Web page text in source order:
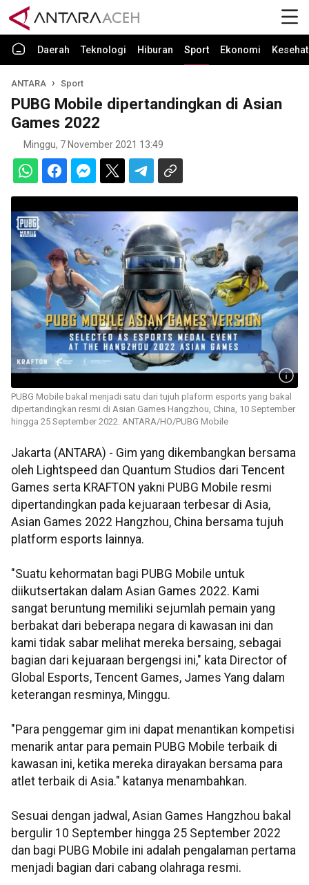
Daerah Teknologi Hiburan Sport Ekonomi
ANTARA Sport
PUBG Mobile dipertandingkan di Asian
Games 2022
Minggu, 7 November 2021 13:49
PUBG Mobile bakal menjadi satu dari tujuh plaform esports yang bakal
dipertandingkan resmi di Asian Games Hangzhou, China, 10 September
hingga 25 September 2022. ANTARA/HO/PUBG Mobile
Jakarta (ANTARA) - Gim yang dikembangkan bersama
oleh Lightspeed dan Quantum Studios dari Tencent
Games serta KRAFTON yakni PUBG Mobile resmi
dipertandingkan pada kejuaraan terbesar di Asia,
Asian Games 2022 Hangzhou, China bersama tujuh
platform esports lainnya.
"Suatu kehormatan bagi PUBG Mobile untuk
diikutsertakan dalam Asian Games 2022. Kami
sangat beruntung memiliki sejumlah pemain yang
berbakat dari beberapa negara di kawasan ini dan
kami tidak sabar melihat mereka bersaing, sebagai
bagian dari kejuaraan bergengsi ini," kata Director of
Global Esports, Tencent Games, James Yang dalam
keterangan resminya, Minggu.
"Para penggemar gim ini dapat menantikan kompetisi
menarik antar para pemain PUBG Mobile terbaik di
kawasan ini, ketika mereka dirayakan bersama para
atlet terbaik di Asia." katanya menambahkan.
Sesuai dengan jadwal, Asian Games Hangzhou bakal
bergulir 10 September hingga 25 September 2022
dan bagi PUBG Mobile ini adalah pengalaman pertama
menjadi bagian dari cabang olahraga resmi.